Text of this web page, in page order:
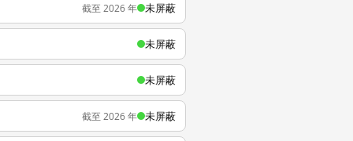
截至 2026 年 未屏蔽
未屏蔽
未屏蔽
截至 2026 年 未屏蔽